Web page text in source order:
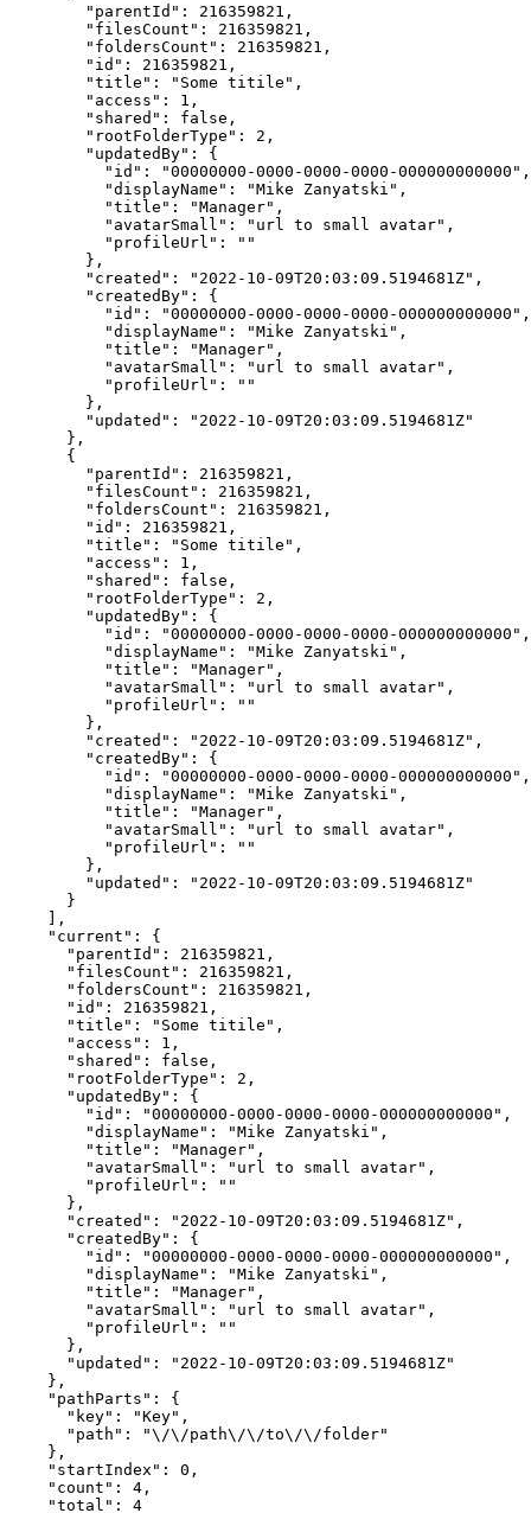
"parentId": 216359821,
"filesCount": 216359821,
"foldersCount": 216359821,
"id": 216359821,
"title": "Some titile",
"access": 1,
"shared": false,
"rootFolderType": 2,
"updatedBy": {
"id": "00000000-0000-0000-0000-000000000000",
"displayName": "Mike Zanyatski",
"title": "Manager",
"avatarSmall": "url to small avatar",
"profileUrl": ""
},
"created": "2022-10-09T20:03:09.5194681Z",
"createdBy": {
"id": "00000000-0000-0000-0000-000000000000",
"displayName": "Mike Zanyatski",
"title": "Manager",
"avatarSmall": "url to small avatar",
"profileUrl": ""
},
"updated": "2022-10-09T20:03:09.5194681Z"
},
{
"parentId": 216359821,
"filesCount": 216359821,
"foldersCount": 216359821,
"id": 216359821,
"title": "Some titile",
"access": 1,
"shared": false,
"rootFolderType": 2,
"updatedBy": {
"id": "00000000-0000-0000-0000-000000000000",
"displayName": "Mike Zanyatski",
"title": "Manager",
"avatarSmall": "url to small avatar",
"profileUrl": ""
},
"created": "2022-10-09T20:03:09.5194681Z",
"createdBy": {
"id": "00000000-0000-0000-0000-000000000000",
"displayName": "Mike Zanyatski",
"title": "Manager",
"avatarSmall": "url to small avatar",
"profileUrl": ""
},
"updated": "2022-10-09T20:03:09.5194681Z"
}
],
"current": {
"parentId": 216359821,
"filesCount": 216359821,
"foldersCount": 216359821,
"id": 216359821,
"title": "Some titile",
"access": 1,
"shared": false,
"rootFolderType": 2,
"updatedBy": {
"id": "00000000-0000-0000-0000-000000000000",
"displayName": "Mike Zanyatski",
"title": "Manager",
"avatarSmall": "url to small avatar",
"profileUrl": ""
},
"created": "2022-10-09T20:03:09.5194681Z",
"createdBy": {
"id": "00000000-0000-0000-0000-000000000000",
"displayName": "Mike Zanyatski",
"title": "Manager",
"avatarSmall": "url to small avatar",
"profileUrl": ""
},
"updated": "2022-10-09T20:03:09.5194681Z"
},
"pathParts": {
"key": "Key",
"path": "\/\/path\/\/to\/\/folder"
},
"startIndex": 0,
"count": 4,
"total": 4